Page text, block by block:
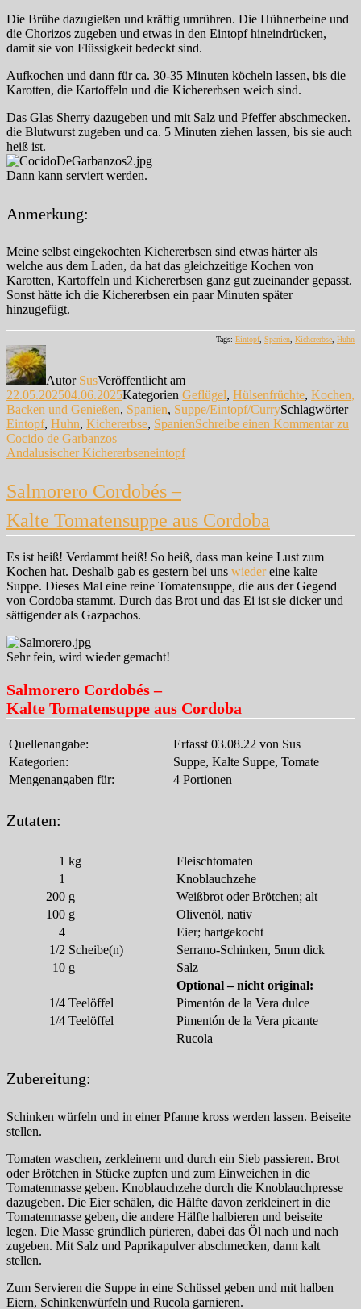
Die Brühe dazugießen und kräftig umrühren. Die Hühnerbeine und
die Chorizos zugeben und etwas in den Eintopf hineindrücken,
damit sie von Flüssigkeit bedeckt sind.
Aufkochen und dann für ca. 30-35 Minuten köcheln lassen, bis die
Karotten, die Kartoffeln und die Kichererbsen weich sind.
Das Glas Sherry dazugeben und mit Salz und Pfeffer abschmecken.
die Blutwurst zugeben und ca. 5 Minuten ziehen lassen, bis sie auch
heiß ist.
Dann kann serviert werden.
Anmerkung:
Meine selbst eingekochten Kichererbsen sind etwas härter als
welche aus dem Laden, da hat das gleichzeitige Kochen von
Karotten, Kartoffeln und Kichererbsen ganz gut zueinander gepasst.
Sonst hätte ich die Kichererbsen ein paar Minuten später
hinzugefügt.
Tags: Eintopf, Spanien, Kichererbse, Huhn
Autor SusVeröffentlicht am
22.05.202504.06.2025Kategorien Geflügel, Hülsenfrüchte, Kochen,
Backen und Genießen, Spanien, Suppe/Eintopf/CurrySchlagwörter
Eintopf, Huhn, Kichererbse, SpanienSchreibe einen Kommentarzu
Cocido de Garbanzos –
Andalusischer Kichererbseneintopf
Salmorero Cordobés –
Kalte Tomatensuppe aus Cordoba
Es ist heiß! Verdammt heiß! So heiß, dass man keine Lust zum
Kochen hat. Deshalb gab es gestern bei uns wiedereine kalte
Suppe. Dieses Mal eine reine Tomatensuppe, die aus der Gegend
von Cordoba stammt. Durch das Brot und das Ei ist sie dicker und
sättigender als Gazpachos.
Sehr fein, wird wieder gemacht!
Salmorero Cordobés –
Kalte Tomatensuppe aus Cordoba
Quellenangabe:
Erfasst 03.08.22 von Sus
Kategorien:
Suppe, Kalte Suppe, Tomate
Mengenangaben für:
4 Portionen
Zutaten:
1 kg
Fleischtomaten
1
Knoblauchzehe
200 g
Weißbrot oder Brötchen; alt
100 g
Olivenöl, nativ
4
Eier; hartgekocht
1/2 Scheibe(n)
Serrano-Schinken, 5mm dick
10 g
Salz
Optional – nicht original:
1/4 Teelöffel
Pimentón de la Vera dulce
1/4 Teelöffel
Pimentón de la Vera picante
Rucola
Zubereitung:
Schinken würfeln und in einer Pfanne kross werden lassen. Beiseite
stellen.
Tomaten waschen, zerkleinern und durch ein Sieb passieren. Brot
oder Brötchen in Stücke zupfen und zum Einweichen in die
Tomatenmasse geben. Knoblauchzehe durch die Knoblauchpresse
dazugeben. Die Eier schälen, die Hälfte davon zerkleinert in die
Tomatenmasse geben, die andere Hälfte halbieren und beiseite
legen. Die Masse gründlich pürieren, dabei das Öl nach und nach
zugeben. Mit Salz und Paprikapulver abschmecken, dann kalt
stellen.
Zum Servieren die Suppe in eine Schüssel geben und mit halben
Eiern, Schinkenwürfeln und Rucola garnieren.